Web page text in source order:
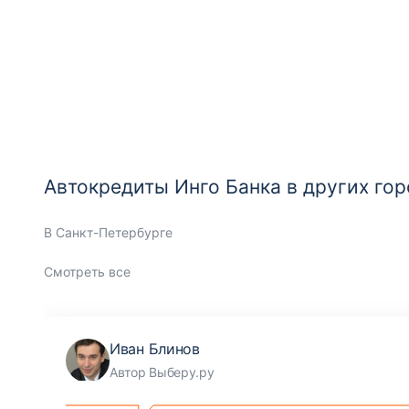
Автокредиты Инго Банка в других
В Санкт-Петербурге
Смотреть все
Иван Блинов
Автор Выберу.ру